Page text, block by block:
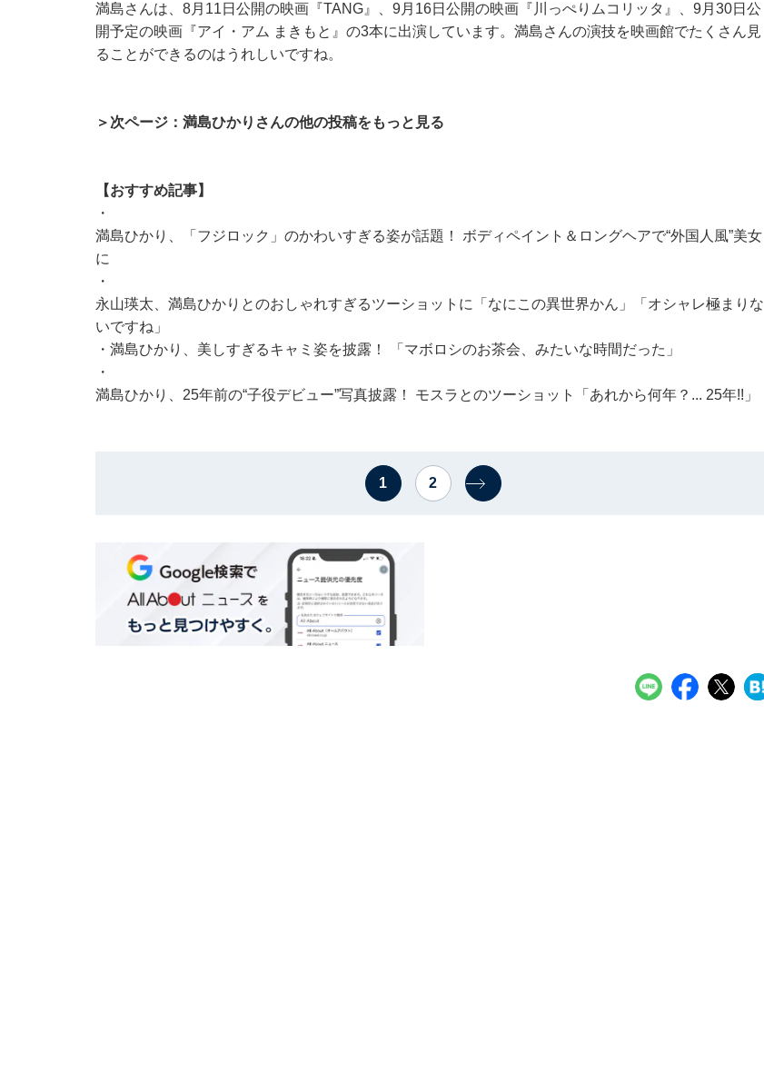
満島さんは、8月11日公開の映画『TANG』、9月16日公開の映画『川っぺりムコリッタ』、9月30日公
開予定の映画『アイ・アム まきもと』の3本に出演しています。満島さんの演技を映画館でたくさん見
ることができるのはうれしいですね。
＞次ページ：満島ひかりさんの他の投稿をもっと見る
【おすすめ記事】
・
満島ひかり、「フジロック」のかわいすぎる姿が話題！ ボディペイント＆ロングヘアで“外国人風”美女
に
・
永山瑛太、満島ひかりとのおしゃれすぎるツーショットに「なにこの異世界かん」「オシャレ極まりな
いですね」
・ 満島ひかり、美しすぎるキャミ姿を披露！ 「マボロシのお茶会、みたいな時間だった」
・
満島ひかり、25年前の“子役デビュー”写真披露！ モスラとのツーショット「あれから何年？... 25年!!」
1 2